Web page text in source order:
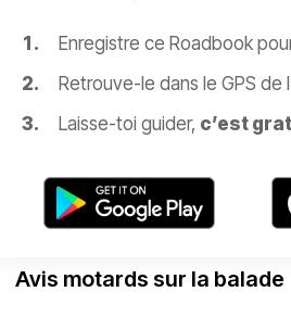
Enregistre ce Roadbook
Retrouve-le dans le GPS de
Laisse-toi guider, c’est
Avis motards sur la balade